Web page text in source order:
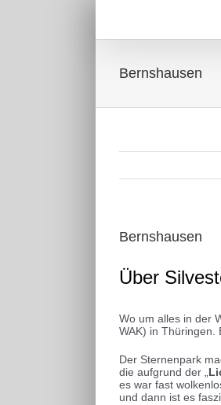
Bernshausen
Bernshausen
Über
Wo um alles in der
WAK) in Thüringen.
Der Sternenpark
die aufgrund der „
es war fast
und dann ist es